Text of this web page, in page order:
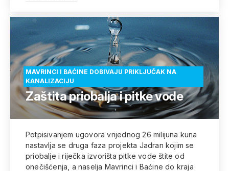
MAVRINCI I BAĆINE DOBIVAJU PRIKLJUČAK NA
KANALIZACIJU
Zaštita priobalja i pitke vode
Potpisivanjem ugovora vrijednog 26 milijuna kuna
nastavlja se druga faza projekta Jadran kojim se
priobalje i riječka izvorišta pitke vode štite od
onečišćenja, a naselja Mavrinci i Baćine do kraja